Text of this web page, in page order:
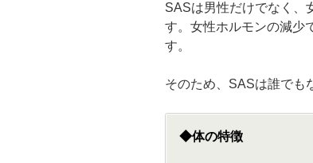
SASは男性だけでなく、
す。女性ホルモンの減少
す。
そのため、SASは誰でも
◆体の特徴